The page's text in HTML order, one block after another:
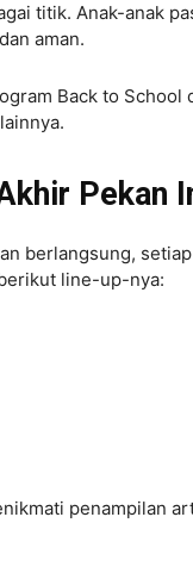
titik. Anak-anak
aman.
Back to School
Pekan
berlangsung, setiap
line-up-nya:
penampilan